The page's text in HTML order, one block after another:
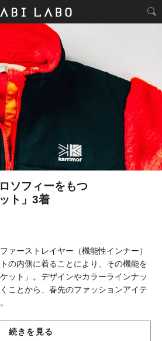
ソフィーをもつ
ト」3着
ァーストレイヤー（機能性インナー）
の内側に着ることにより、その機能を
ット」。デザインやカラーラインナッ
ことから、春先のファッションアイテ
でなく、魅力的なブランド背景やフィ
デルをピックアップしました。
続きを見る